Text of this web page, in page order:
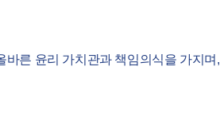
바른 윤리 가치관과 책임의식을 가지며,